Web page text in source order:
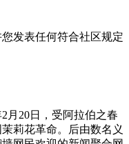
发表任何符合社区规定
20日，受阿拉伯之春
莉花革命。后由数名义